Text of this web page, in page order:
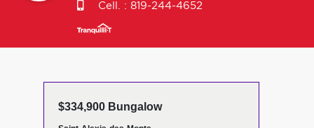
Cell. : 819-244-4652
$334,900 Bungalow